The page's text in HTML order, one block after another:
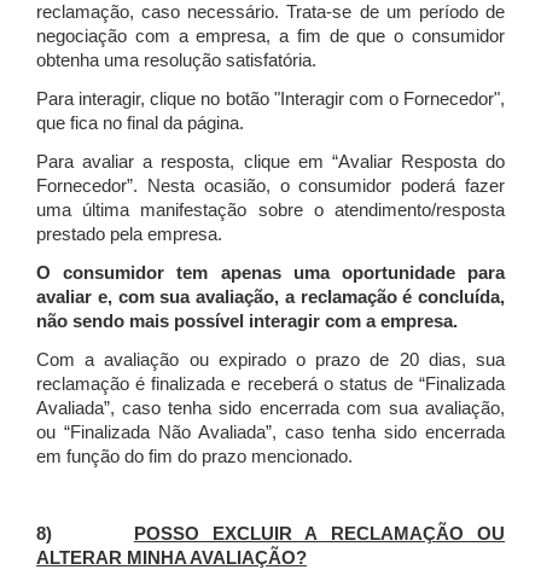
reclamação, caso necessário.Trata-se de um período de
negociação com a empresa, a fim de que o consumidor
obtenha uma resolução satisfatória.
Para interagir, clique no botão "Interagir com o Fornecedor",
que fica no final da página.
Para avaliar a resposta, clique em “Avaliar Resposta do
Fornecedor”. Nesta ocasião, o consumidor poderá fazer
uma última manifestação sobre o atendimento/resposta
prestado pela empresa.
O consumidor tem apenas uma oportunidade para
avaliar e, com sua avaliação, a reclamação é concluída,
não sendo mais possível interagir com a empresa.
Com a avaliação ou expirado o prazo de 20 dias, sua
reclamação é finalizada e receberá o status de “Finalizada
Avaliada”, caso tenha sido encerrada com sua avaliação,
ou “Finalizada Não Avaliada”, caso tenha sido encerrada
em função do fim do prazo mencionado.
8)
POSSO EXCLUIR A RECLAMAÇÃO OU
ALTERAR MINHA AVALIAÇÃO?